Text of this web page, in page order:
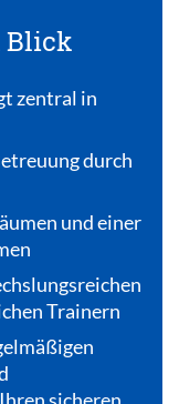
Blick
zentral in
durch
und einer
Trainern